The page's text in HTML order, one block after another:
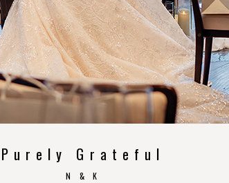
Purely Grateful
N & K